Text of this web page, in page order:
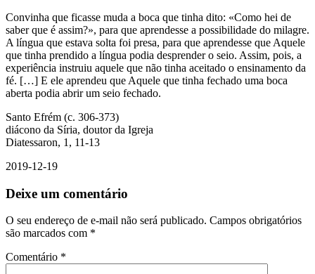
Convinha que ficasse muda a boca que tinha dito: «Como hei de
saber que é assim?», para que aprendesse a possibilidade do milagre.
A língua que estava solta foi presa, para que aprendesse que Aquele
que tinha prendido a língua podia desprender o seio. Assim, pois, a
experiência instruiu aquele que não tinha aceitado o ensinamento da
fé. […] E ele aprendeu que Aquele que tinha fechado uma boca
aberta podia abrir um seio fechado.
Santo Efrém (c. 306-373)
diácono da Síria, doutor da Igreja
Diatessaron, 1, 11-13
2019-12-19
Deixe um comentário
O seu endereço de e-mail não será publicado. Campos obrigatórios
são marcados com *
Comentário *